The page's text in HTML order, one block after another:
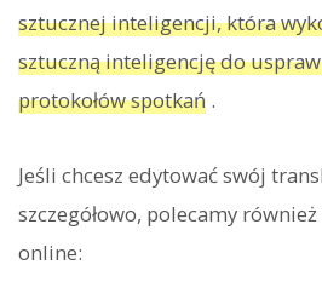
sztucznej inteligencji, która
sztuczną inteligencję do
protokołów spotkań .
Jeśli chcesz edytować swój
szczegółowo, polecamy
online: